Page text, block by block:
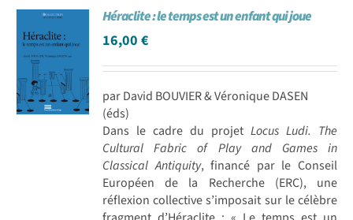
Achat en ligne
Panier WooCommerce
Héraclite : le temps est un enfant qui joue
16,00€
par David BOUVIER & Véronique DASEN
(éds)
Dans le cadre du projetLocus Ludi. The
Cultural Fabric of Play and Games in
Classical Antiquity, financé par le Conseil
Européen de la Recherche (ERC), une
réflexion collective s’imposait sur le célèbre